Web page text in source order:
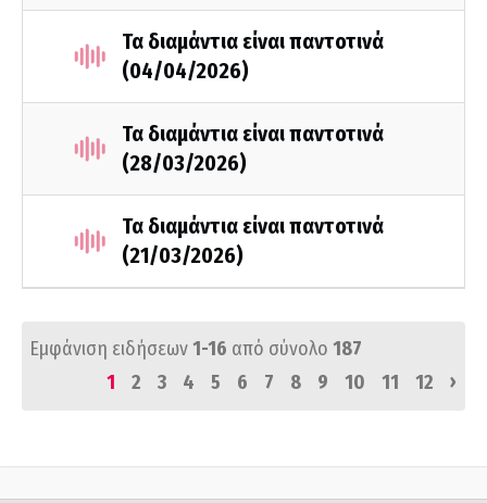
Τα διαμάντια είναι παντοτινά
(04/04/2026)
Τα διαμάντια είναι παντοτινά
(28/03/2026)
Τα διαμάντια είναι παντοτινά
(21/03/2026)
Εμφάνιση ειδήσεων1-16 από σύνολο 187
1
2 3 4 5 6 7 8 9 10 11 12 ›